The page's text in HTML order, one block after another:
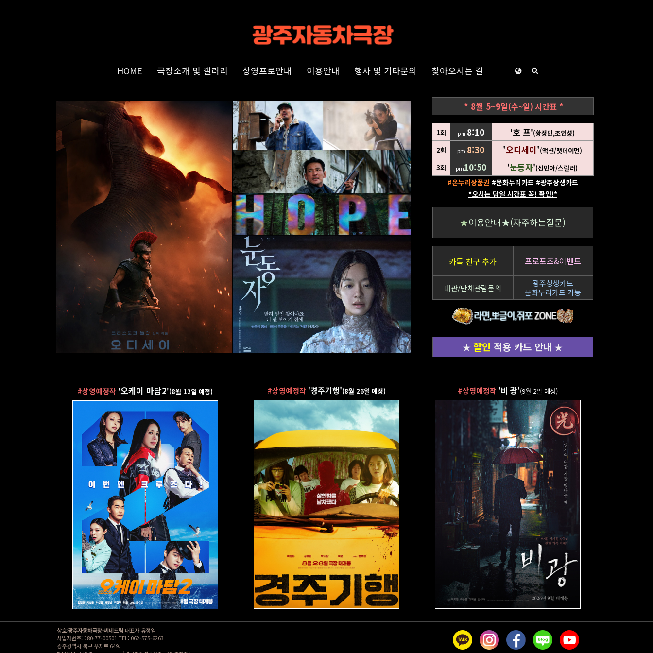
HOME 극장소개 및 갤러리 상영프로안내 이용안내 행사 및 기타문의 찾아오시는 길
* 8월 5~9일(수~일)시간표 *
1회 pm 8:10 '호 프'(황정민,조인성)
2회
pm 8:30 '오디세이'(액션/맷데이먼)
3회
pm10:50 '눈동자'(신민아/스릴러)
#온누리상품권 #문화누리카드 #광주상생카드
*오시는 당일 시간표 꼭! 확인!*
★이용안내★(자주하는질문)
카톡 친구 추가 프로포즈&이벤트
대관/단체관람문의
광주상생카드
문화누리카드 가능
★ 할인 적용 카드 안내 ★
#상영예정작 '오케이 마담2'(8월 12일 예정) #상영예정작 '경주기행'(8월 26일 예정) #상영예정작 '비 광'(9월 2일 예정)
상호:광주자동차극장-씨네드림 대표자:유정임
사업자번호: 280-77-00501 TEL: 062-575-6263
광주광역시 북구 우치로 649.